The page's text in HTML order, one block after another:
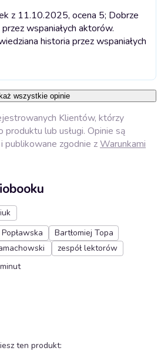
z 11.10.2025, ocena 5; Dobrze
wspaniałych aktorów.
historia przez wspaniałych
wszystkie opinie
Klientów, którzy
produktu lub usługi. Opinie są
publikowane zgodnie zWarunkami
Bartłomiej Topa
zespół lektorów
ten produkt: